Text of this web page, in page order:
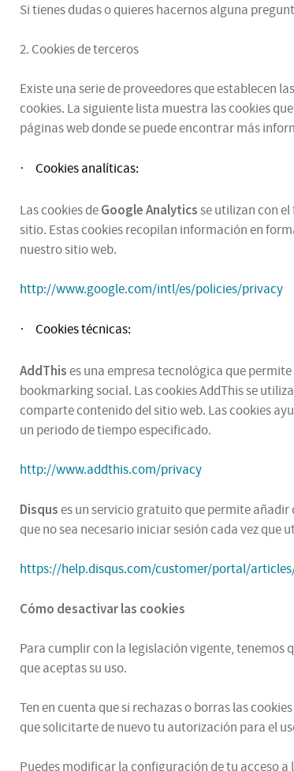
Si tienes dudas o quieres hacernos alguna
2. Cookies de terceros
Existe una serie de proveedores que establecen
cookies. La siguiente lista muestra las cookies
páginas web donde se puede encontrar más
· Cookies analíticas:
Las cookies deGoogle Analyticsse utilizan con
sitio. Estas cookies recopilan información en
nuestro sitio web.
http://www.google.com/intl/es/policies/privacy
· Cookies técnicas:
AddThises una empresa tecnológica que
bookmarking social. Las cookies AddThis se
comparte contenido del sitio web. Las cookies
un periodo de tiempo especificado.
http://www.addthis.com/privacy
Disquses un servicio gratuito que permite
que no sea necesario iniciar sesión cada vez que
https://help.disqus.com/customer/portal/
Cómo desactivar las cookies
Para cumplir con la legislación vigente, tenemos
que aceptas su uso.
Ten en cuenta que si rechazas o borras las
que solicitarte de nuevo tu autorización para el
Puedes modificar la configuración de tu acceso